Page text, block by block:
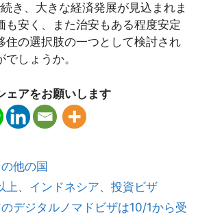
き、大きな経済発展が見込まれま
も安く、また治安もある程度安定
住の選択肢の一つとして検討され
しょうか。
ェアをお願いします
他の国
上、 インドネシア、投資ビザ
デジタルノマドビザは10/1から受